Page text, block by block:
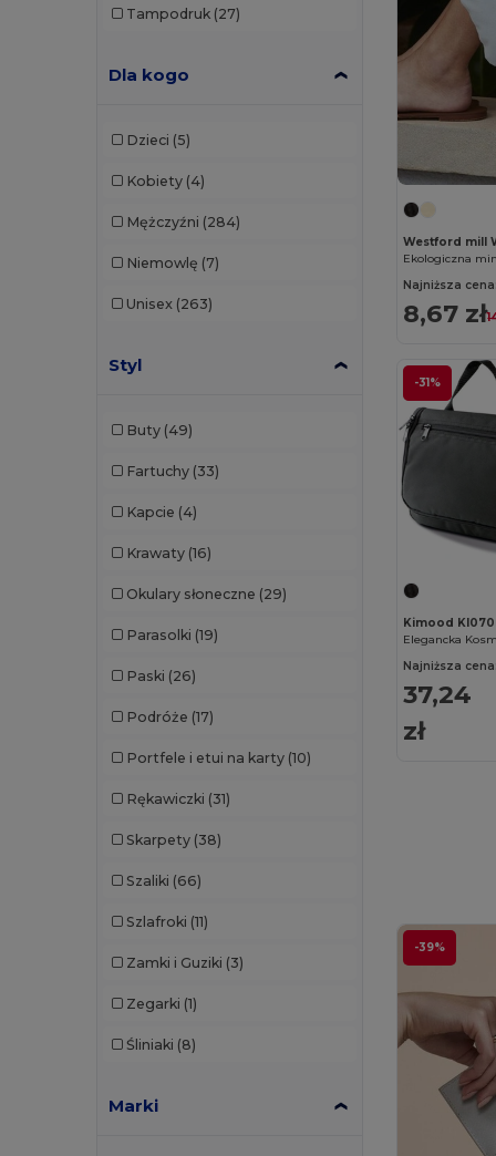
Tampodruk (27)
Dla kogo
Dzieci (5)
Kobiety (4)
Mężczyźni (284)
Niemowlę (7)
Unisex (263)
Styl
Buty (49)
Fartuchy (33)
Kapcie (4)
Krawaty (16)
Okulary słoneczne (29)
Parasolki (19)
Paski (26)
Podróże (17)
Portfele i etui na karty (10)
Rękawiczki (31)
Skarpety (38)
Szaliki (66)
Szlafroki (11)
Zamki i Guziki (3)
Zegarki (1)
Śliniaki (8)
Marki
Westford mill
Ekologiczna
Najniższa cena:
8,67 zł
-31%
Kimood
Najniższa cena:
37,24
zł
-39%